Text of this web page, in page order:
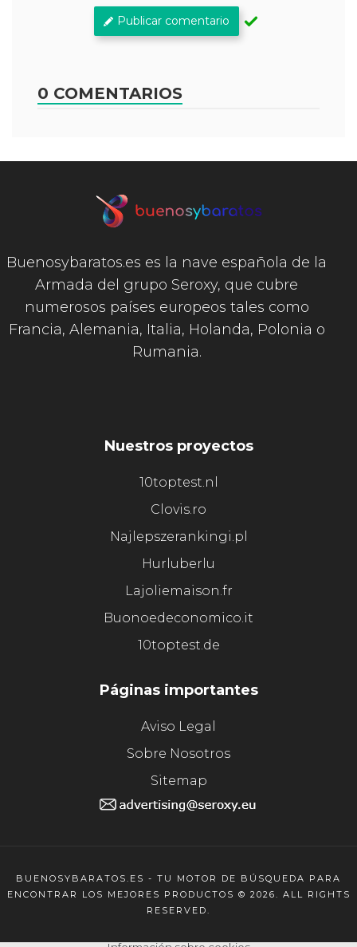
Publicar comentario
0 COMENTARIOS
Buenosybaratos.es es la nave española de la
Armada del grupo Seroxy, que cubre
numerosos países europeos tales como
Francia, Alemania, Italia, Holanda, Polonia o
Rumania.
Nuestros proyectos
10toptest.nl
Clovis.ro
Najlepszerankingi.pl
Hurluberlu
Lajoliemaison.fr
Buonoedeconomico.it
10toptest.de
Páginas importantes
Aviso Legal
Sobre Nosotros
Sitemap
BUENOSYBARATOS.ES - TU MOTOR DE BÚSQUEDA PARA
ENCONTRAR LOS MEJORES PRODUCTOS © 2026. ALL RIGHTS
RESERVED.